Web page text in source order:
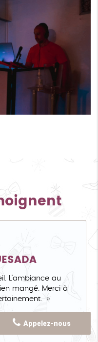
L'ambiance au
mangé. Merci à
Appelez-nous